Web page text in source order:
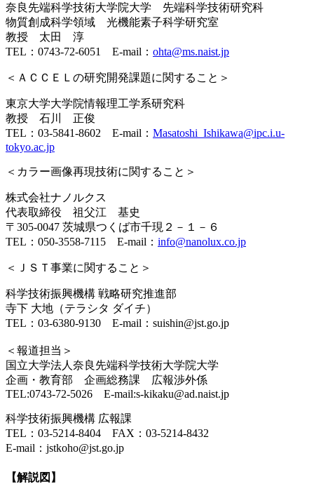
奈良先端科学技術大学院大学 先端科学技術研究科
物質創成科学領域 光機能素子科学研究室
教授 太田 淳
TEL：0743-72-6051 E-mail： ohta@ms.naist.jp
＜ ＡＣＣＥＬの研究開発課題に関すること ＞
東京大学大学院情報理工学系研究科
教授 石川 正俊
TEL：03-5841-8602 E-mail： Masatoshi_Ishikawa@ipc.i.u-
tokyo.ac.jp
＜ カラー画像再現技術に関すること ＞
株式会社ナノルクス
代表取締役 祖父江 基史
〒305-0047 茨城県つくば市千現２－１－６
TEL：050-3558-7115 E-mail： info@nanolux.co.jp
＜ ＪＳＴ事業に関すること ＞
科学技術振興機構 戦略研究推進部
寺下 大地（テラシタ ダイチ）
TEL：03-6380-9130 E-mail：suishin@jst.go.jp
＜報道担当＞
国立大学法人奈良先端科学技術大学院大学
企画・教育部 企画総務課 広報渉外係
TEL:0743-72-5026 E-mail:s-kikaku@ad.naist.jp
科学技術振興機構 広報課
TEL：03-5214-8404 FAX：03-5214-8432
E-mail：jstkoho@jst.go.jp
【解説図】